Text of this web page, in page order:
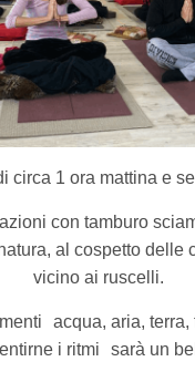
circa 1 ora mattina e
con tamburo
al cospetto delle
vicino ai ruscelli.
acqua, aria,
i ritmi sarà un